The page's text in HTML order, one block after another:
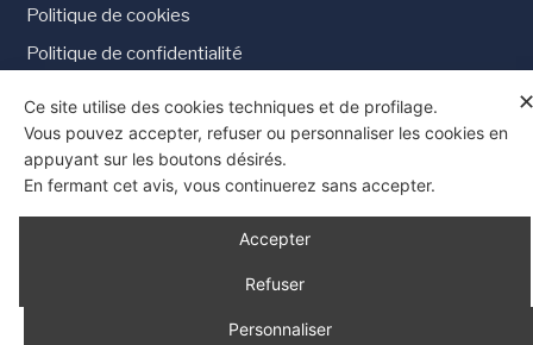
Politique de cookies
Politique de confidentialité
Consentement
© 1997 - 2026 Tous droits réservés
Ce site utilise des cookies techniques et de profilage.
Vous pouvez accepter, refuser ou personnaliser les cookies en
appuyant sur les boutons désirés.
En fermant cet avis, vous continuerez sans accepter.
Accepter
Refuser
Personnaliser